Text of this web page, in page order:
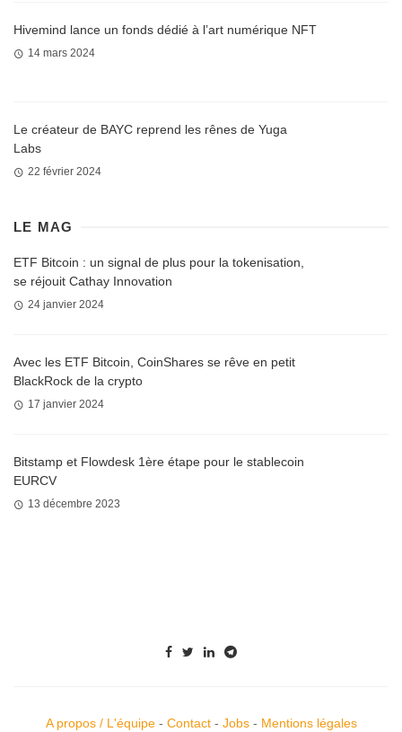
Hivemind lance un fonds dédié à l’art numérique NFT
14 mars 2024
Le créateur de BAYC reprend les rênes de Yuga
Labs
22 février 2024
LE MAG
ETF Bitcoin : un signal de plus pour la tokenisation,
se réjouit Cathay Innovation
24 janvier 2024
Avec les ETF Bitcoin, CoinShares se rêve en petit
BlackRock de la crypto
17 janvier 2024
Bitstamp et Flowdesk 1ère étape pour le stablecoin
EURCV
13 décembre 2023
A propos / L'équipe- Contact- Jobs- Mentions légales